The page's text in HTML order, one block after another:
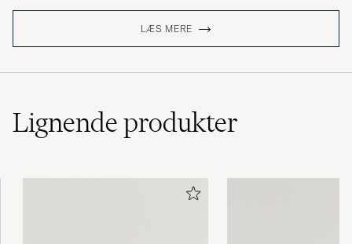
LÆS MERE
Lignendeprodukter